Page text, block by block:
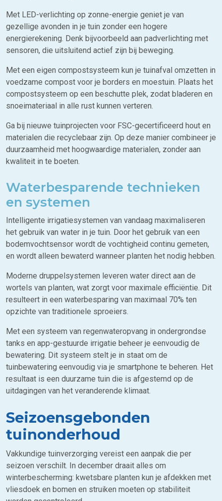
Met LED-verlichting op zonne-energie geniet je van
gezellige avonden in je tuin zonder een hogere
energierekening. Denk bijvoorbeeld aan padverlichting met
sensoren, die uitsluitend actief zijn bij beweging.
Met een eigen compostsysteem kun je tuinafval omzetten in
voedzame compost voor je borders en moestuin. Plaats het
compostsysteem op een beschutte plek, zodat bladeren en
snoeimateriaal in alle rust kunnen verteren.
Ga bij nieuwe tuinprojecten voor FSC-gecertificeerd hout en
materialen die recyclebaar zijn. Op deze manier combineer je
duurzaamheid met hoogwaardige materialen, zonder aan
kwaliteit in te boeten.
Waterbesparende technieken
en systemen
Intelligente irrigatiesystemen van vandaag maximaliseren
het gebruik van water in je tuin. Door het gebruik van een
bodemvochtsensor wordt de vochtigheid continu gemeten,
en wordt alleen bewaterd wanneer planten het nodig hebben.
Moderne druppelsystemen leveren water direct aan de
wortels van planten, wat zorgt voor maximale efficiëntie. Dit
resulteert in een waterbesparing van maximaal 70% ten
opzichte van traditionele sproeiers.
Met een systeem van regenwateropvang in ondergrondse
tanks en app-gestuurde irrigatie beheer je eenvoudig de
bewatering. Dit systeem stelt je in staat om de
tuinbewatering eenvoudig via je smartphone te beheren. Het
resultaat is een duurzame tuin die is afgestemd op de
uitdagingen van het veranderende klimaat.
Seizoensgebonden
tuinonderhoud
Vakkundige tuinverzorging vereist een aanpak die per
seizoen verschilt. In december draait alles om
winterbescherming: kwetsbare planten kun je afdekken met
vliesdoek en bomen en struiken moeten op stabiliteit